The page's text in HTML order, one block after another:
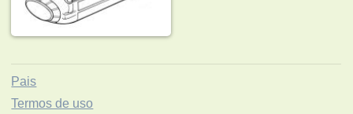
Pais
Termos de uso